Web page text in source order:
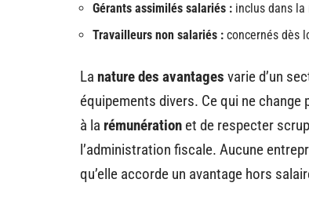
Gérants assimilés salariés : inclus dans
Travailleurs non salariés : concernés dès
La nature des avantages varie d’un
équipements divers. Ce qui ne change
à la rémunération et de respecter
l’administration fiscale. Aucune
qu’elle accorde un avantage hors